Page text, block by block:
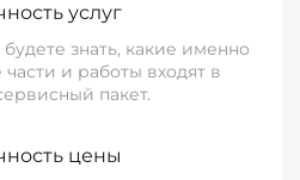
услуг
знать, какие именно
части и работы входят в
пакет.
цены